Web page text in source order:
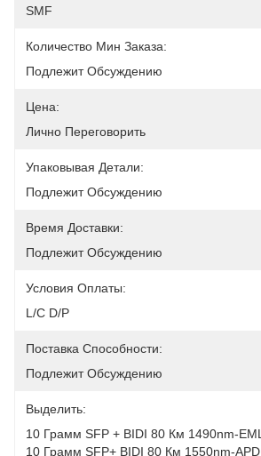
SMF
Количество Мин Заказа:
Подлежит Обсуждению
Цена:
Лично Переговорить
Упаковывая Детали:
Подлежит Обсуждению
Время Доставки:
Подлежит Обсуждению
Условия Оплаты:
L/C D/P
Поставка Способности:
Подлежит Обсуждению
Выделить:
10 Грамм SFP + BIDI 80 Км 1490nm-EML
10 Грамм SFP+ BIDI 80 Км 1550nm-APD